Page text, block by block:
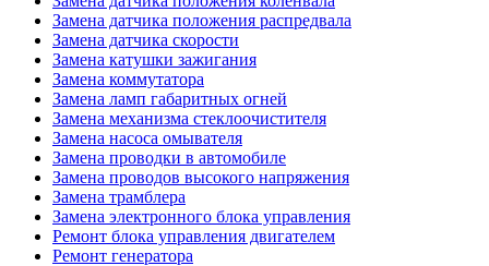
Замена датчика положения распредвала
Замена датчика скорости
Замена катушки зажигания
Замена коммутатора
Замена ламп габаритных огней
Замена механизма стеклоочистителя
Замена насоса омывателя
Замена проводки в автомобиле
Замена проводов высокого напряжения
Замена трамблера
Замена электронного блока управления
Ремонт блока управления двигателем
Ремонт генератора